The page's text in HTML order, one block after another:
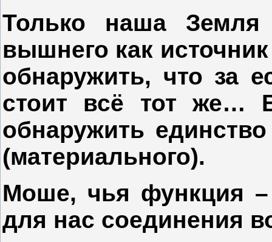
Только наша Земля
вышнего как
обнаружить, что за
стоит всё тот же…
обнаружить
(материального).
Моше, чья функция –
для нас соединения